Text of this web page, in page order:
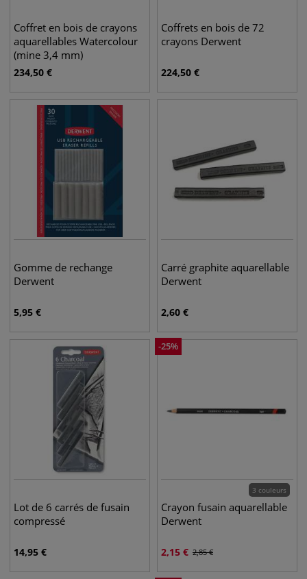
Coffret en bois de crayons
aquarellables Watercolour
(mine 3,4 mm)
234,50 €
Coffrets en bois de 72
crayons Derwent
224,50 €
Gomme de rechange
Derwent
5,95 €
Carré graphite aquarellable
Derwent
2,60 €
Lot de 6 carrés de fusain
compressé
14,95 €
-25%
3 couleurs
Crayon fusain aquarellable
Derwent
2,15 € 2,85€